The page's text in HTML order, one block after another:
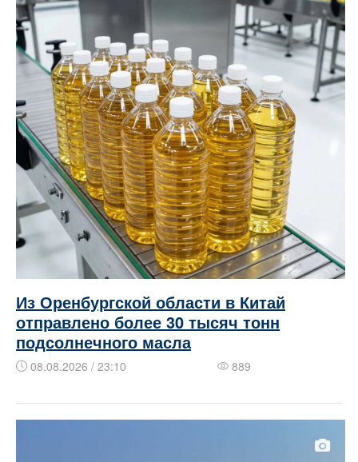
Из Оренбургской области в Китай
отправлено более 30 тысяч тонн
подсолнечного масла
08.08.2026 / 23:10 889